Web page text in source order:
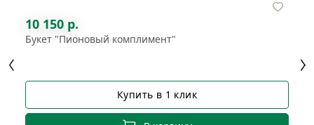
10 150 р.
Букет "Пионовый комплимент"
Купить в 1 клик